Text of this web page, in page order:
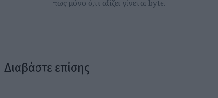
πως μόνο ό,τι αξίζει γίνεται byte.
Διαβάστε επίσης